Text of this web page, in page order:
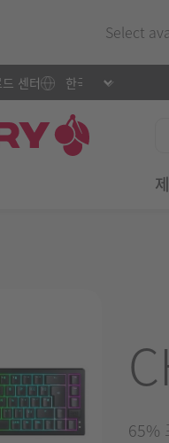
Select
센터
65%